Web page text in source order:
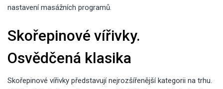
nastavení masážních programů.
Skořepinové vířivky.
Osvědčená klasika
Skořepinové vířivky představují nejrozšířenější kategorii na trhu.